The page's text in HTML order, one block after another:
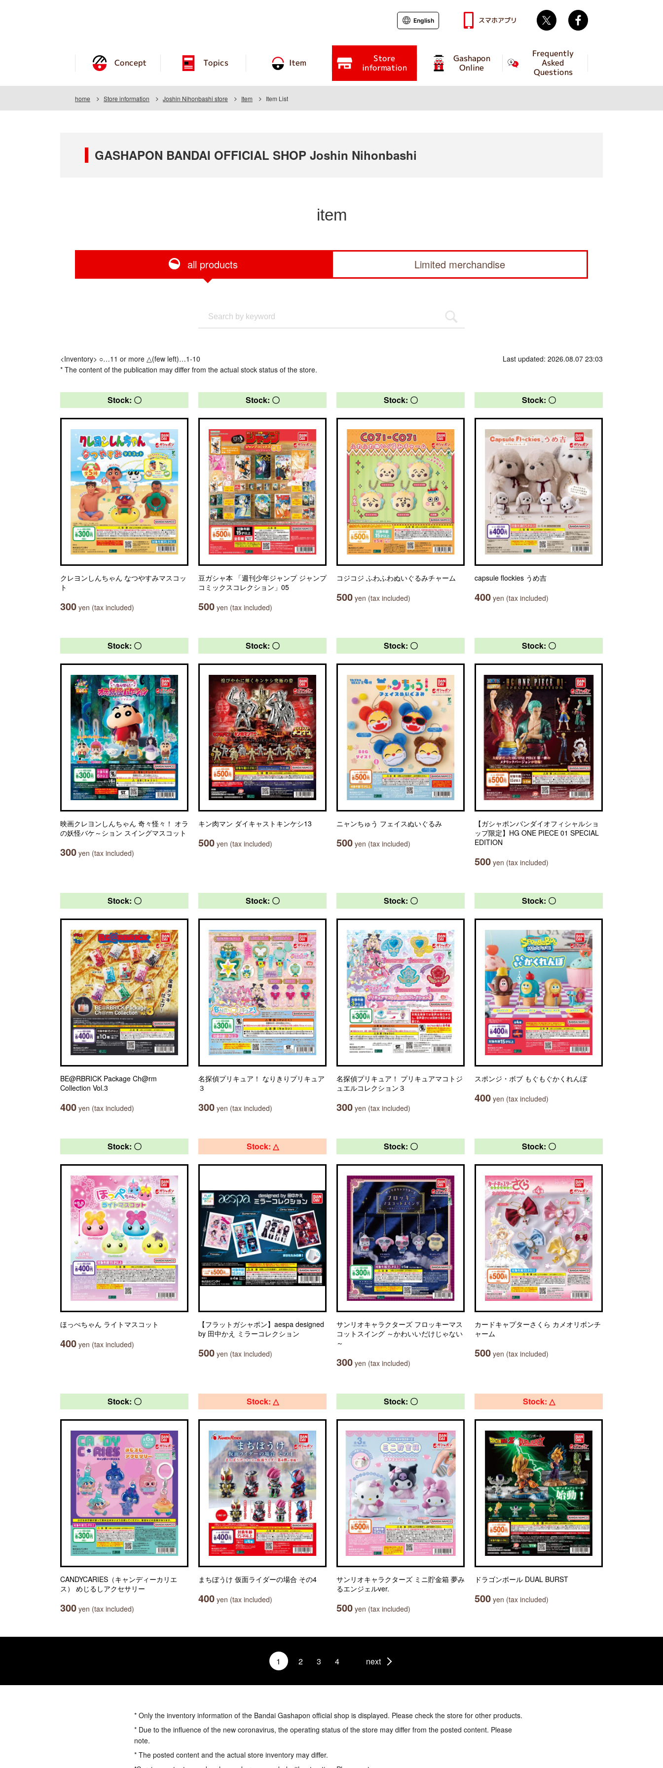
Concept Topics Item Store
information
Gashapon
Online
Frequently
Asked
Questions
English スマホアプリ Twitter
home Store information Joshin Nihonbashi store Item Item List
GASHAPON BANDAI OFFICIAL SHOP Joshin Nihonbashi
item
all products Limited merchandise
<Inventory> ○…11 or more △(few left)…1-10
* The content of the publication may differ from the actual stock status of the store.
Last updated: 2026.08.07 23:03
Stock: 〇
クレヨンしんちゃん なつやすみマスコッ
ト
300 yen (tax included)
Stock: 〇
豆ガシャ本 「週刊少年ジャンプ ジャンプ
コミックスコレクション」05
500 yen (tax included)
Stock: 〇
コジコジ ふわふわぬいぐるみチャーム
500 yen (tax included)
Stock: 〇
capsule flockies うめ吉
400 yen (tax included)
Stock: 〇
映画クレヨンしんちゃん 奇々怪々！ オラ
の妖怪バケ～ション スイングマスコット
300 yen (tax included)
Stock: 〇
キン肉マン ダイキャストキンケシ13
500 yen (tax included)
Stock: 〇
ニャンちゅう フェイスぬいぐるみ
500 yen (tax included)
Stock: 〇
【ガシャポンバンダイオフィシャルショ
ップ限定】HG ONE PIECE 01 SPECIAL
EDITION
500 yen (tax included)
Stock: 〇
BE@RBRICK Package Ch@rm
Collection Vol.3
400 yen (tax included)
Stock: 〇
名探偵プリキュア！ なりきりプリキュア
３
300 yen (tax included)
Stock: 〇
名探偵プリキュア！ プリキュアマコトジ
ュエルコレクション３
300 yen (tax included)
Stock: 〇
スポンジ・ボブ もぐもぐかくれんぼ
400 yen (tax included)
Stock: 〇
ほっぺちゃん ライトマスコット
400 yen (tax included)
Stock: △
【フラットガシャポン】aespa designed
by 田中かえ ミラーコレクション
500 yen (tax included)
Stock: 〇
サンリオキャラクターズ フロッキーマス
コットスイング ～かわいいだけじゃない
～
300 yen (tax included)
Stock: 〇
カードキャプターさくら カメオリボンチ
ャーム
500 yen (tax included)
Stock: 〇
CANDYCARIES（キャンディーカリエ
ス） めじるしアクセサリー
300 yen (tax included)
Stock: △
まちぼうけ 仮面ライダーの場合 その4
400 yen (tax included)
Stock: 〇
サンリオキャラクターズ ミニ貯金箱 夢み
るエンジェルver.
500 yen (tax included)
Stock: △
ドラゴンボール DUAL BURST
500 yen (tax included)
1 2 3 4 next
* Only the inventory information of the Bandai Gashapon official shop is displayed. Please check the store for other products.
* Due to the influence of the new coronavirus, the operating status of the store may differ from the posted content. Please
note.
* The posted content and the actual store inventory may differ.